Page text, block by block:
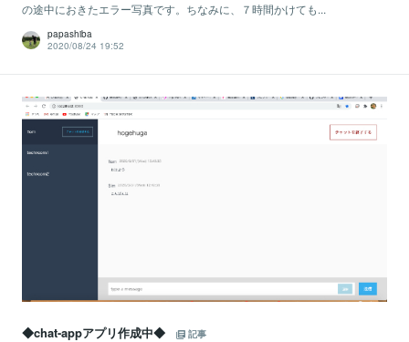
の途中におきたエラー写真です。ちなみに、７時間かけても...
papashiba
2020/08/24 19:52
◆chat-appアプリ作成中◆
記事